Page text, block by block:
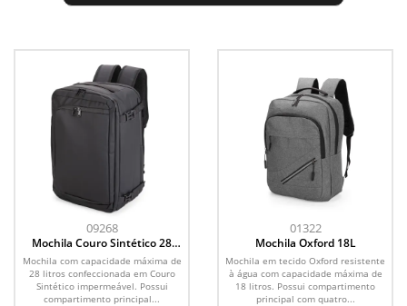
09268
Mochila Couro Sintético 28
Litros
Mochila com capacidade máxima de
28 litros confeccionada em Couro
Sintético impermeável. Possui
compartimento principal...
01322
Mochila Oxford 18L
Mochila em tecido Oxford resistente
à água com capacidade máxima de
18 litros. Possui compartimento
principal com quatro...